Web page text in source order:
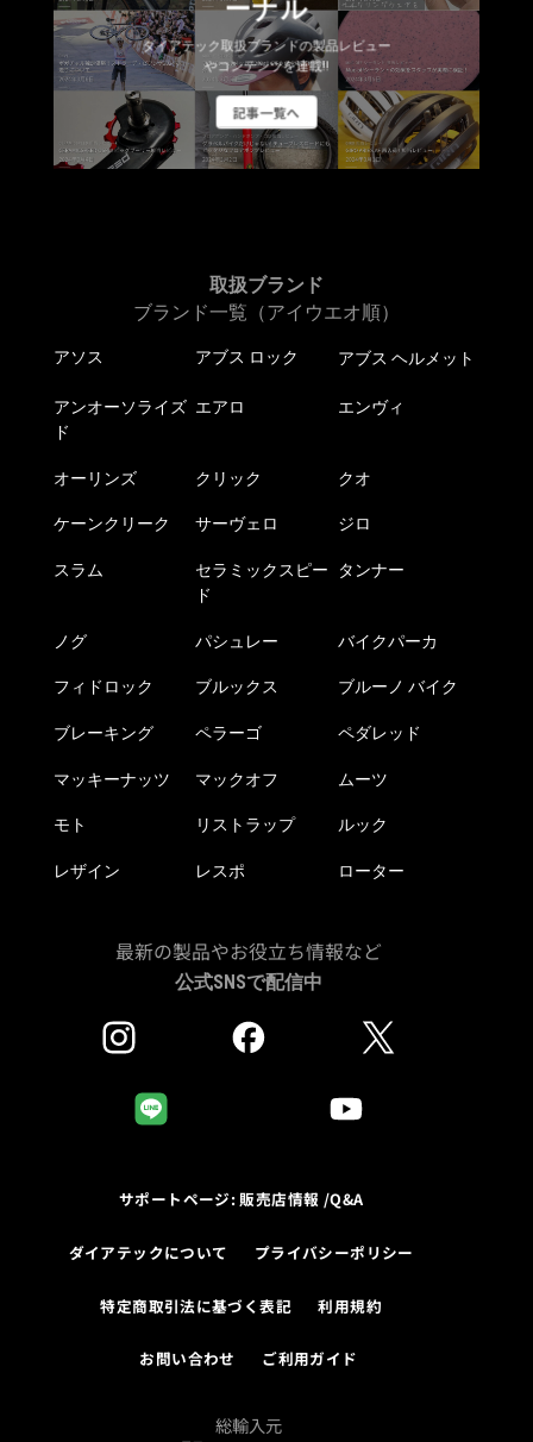
ーナル
ダイアテック取扱ブランドの製品レビュー
やコンテンツを連載!!
記事一覧へ
取扱ブランド
ブランド一覧（アイウエオ順）
アソス アブス ロック アブス ヘルメット
アンオーソライズ
ド
エアロ エンヴィ
オーリンズ クリック クオ
ケーンクリーク サーヴェロ ジロ
スラム
セラミックスピー
ド
タンナー
ノグ パシュレー バイクパーカ
フィドロック ブルックス ブルーノ バイク
ブレーキング ペラーゴ ペダレッド
マッキーナッツ マックオフ ムーツ
モト リストラップ ルック
レザイン レスポ ローター
最新の製品やお役立ち情報など
公式SNSで配信中
サポートページ: 販売店情報 /Q&A
ダイアテックについて プライバシーポリシー
特定商取引法に基づく表記 利用規約
お問い合わせ ご利用ガイド
総輸入元